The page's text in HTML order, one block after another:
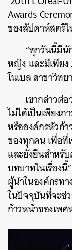
Awards
ของสัปดาห์สตรี
“ทุกวันนี้มีนั
หญิง และมีเพียง
โนเบล สาขาวิทย
เขากล่าวต่
ไม่ได้เป็นเพียง
หรือองค์กรหัวก้
ของทุกคน เพื่อที่
และยั่งยืนสำหรั
บทบาทในเรื่อง
ผู้นำในองค์กรท
ในปัจจุบันที่จะช่
ก้าวหน้าของเพ